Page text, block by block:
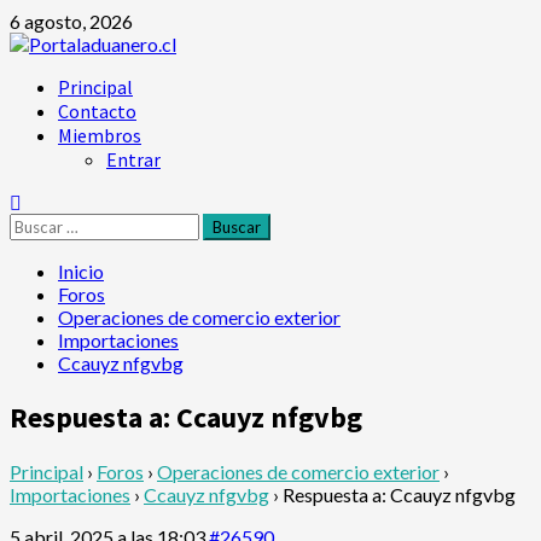
Saltar
al
6 agosto, 2026
Menú
principal
Principal
Contacto
Miembros
Entrar
Buscar:
Inicio
Foros
Operaciones de comercio exterior
Importaciones
Ccauyz nfgvbg
Respuesta a: Ccauyz nfgvbg
Principal › Foros › Operaciones de comercio exterior ›
Importaciones › Ccauyz nfgvbg › Respuesta a: Ccauyz nfgvbg